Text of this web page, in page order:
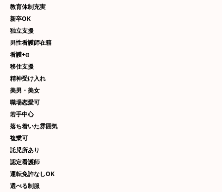
教育体制充実
新卒OK
独立支援
男性看護師在籍
看護+α
移住支援
精神受け入れ
美男・美女
職場恋愛可
若手中心
落ち着いた雰囲気
複業可
託児所あり
認定看護師
運転免許なしOK
選べる制服